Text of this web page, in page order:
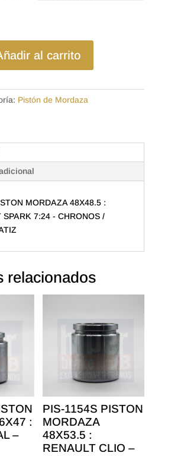
al carrito
Pistón de Mordaza
MORDAZA 48X48.5 :
SPARK 7:24 - CHRONOS /
relacionados
:
–
PIS-1154S PISTON
MORDAZA
48X53.5 :
RENAULT CLIO –